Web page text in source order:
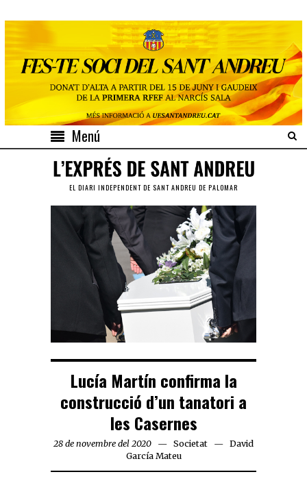
Menú
EL DIARI INDEPENDENT DE SANT ANDREU DE PALOMAR
Lucía Martín confirma la
construcció d’un tanatori a
les Casernes
28 de novembre del 2020 Societat
David
García Mateu